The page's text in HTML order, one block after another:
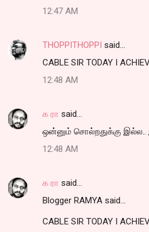
e
12:47 AM
THOPPITHOPPI said…
CABLE SIR TODAY I
12:48 AM
க ரா said…
ஒன்னும் சொல்றதுக்கு இல்ல..
12:48 AM
க ரா said…
Blogger RAMYA said...
CABLE SIR TODAY I